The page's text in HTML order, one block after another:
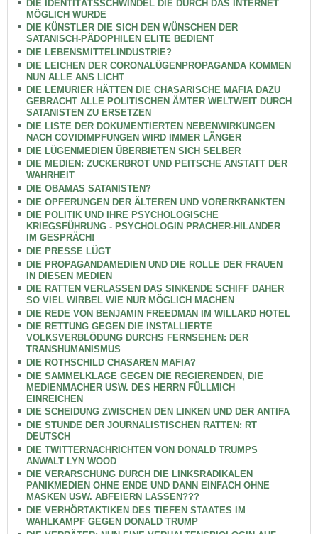
DIE IDENTITÄTSSCHWINDEL DIE DURCH DAS INTERNET
MÖGLICH WURDE
DIE KÜNSTLER DIE SICH DEN WÜNSCHEN DER
SATANISCH-PÄDOPHILEN ELITE BEDIENT
DIE LEBENSMITTELINDUSTRIE?
DIE LEICHEN DER CORONALÜGENPROPAGANDA KOMMEN
NUN ALLE ANS LICHT
DIE LEMURIER HÄTTEN DIE CHASARISCHE MAFIA DAZU
GEBRACHT ALLE POLITISCHEN ÄMTER WELTWEIT DURCH
SATANISTEN ZU ERSETZEN
DIE LISTE DER DOKUMENTIERTEN NEBENWIRKUNGEN
NACH COVIDIMPFUNGEN WIRD IMMER LÄNGER
DIE LÜGENMEDIEN ÜBERBIETEN SICH SELBER
DIE MEDIEN: ZUCKERBROT UND PEITSCHE ANSTATT DER
WAHRHEIT
DIE OBAMAS SATANISTEN?
DIE OPFERUNGEN DER ÄLTEREN UND VORERKRANKTEN
DIE POLITIK UND IHRE PSYCHOLOGISCHE
KRIEGSFÜHRUNG - PSYCHOLOGIN PRACHER-HILANDER
IM GESPRÄCH!
DIE PRESSE LÜGT
DIE PROPAGANDAMEDIEN UND DIE ROLLE DER FRAUEN
IN DIESEN MEDIEN
DIE RATTEN VERLASSEN DAS SINKENDE SCHIFF DAHER
SO VIEL WIRBEL WIE NUR MÖGLICH MACHEN
DIE REDE VON BENJAMIN FREEDMAN IM WILLARD HOTEL
DIE RETTUNG GEGEN DIE INSTALLIERTE
VOLKSVERBLÖDUNG DURCHS FERNSEHEN: DER
TRANSHUMANISMUS
DIE ROTHSCHILD CHASAREN MAFIA?
DIE SAMMELKLAGE GEGEN DIE REGIERENDEN, DIE
MEDIENMACHER USW. DES HERRN FÜLLMICH
EINREICHEN
DIE SCHEIDUNG ZWISCHEN DEN LINKEN UND DER ANTIFA
DIE STUNDE DER JOURNALISTISCHEN RATTEN: RT
DEUTSCH
DIE TWITTERNACHRICHTEN VON DONALD TRUMPS
ANWALT LYN WOOD
DIE VERARSCHUNG DURCH DIE LINKSRADIKALEN
PANIKMEDIEN OHNE ENDE UND DANN EINFACH OHNE
MASKEN USW. ABFEIERN LASSEN???
DIE VERHÖRTAKTIKEN DES TIEFEN STAATES IM
WAHLKAMPF GEGEN DONALD TRUMP